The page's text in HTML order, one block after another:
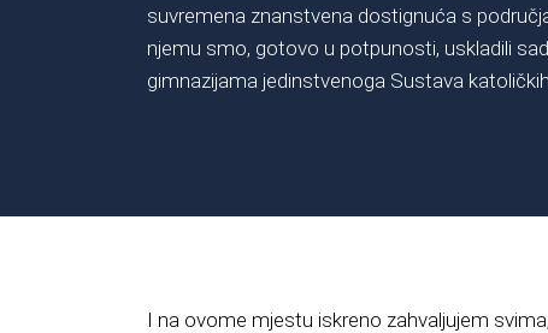
suvremena znanstvena dostignuća s
njemu smo, gotovo u potpunosti, uskladili
gimnazijama jedinstvenoga Sustava
I na ovome mjestu iskreno zahvaljujem